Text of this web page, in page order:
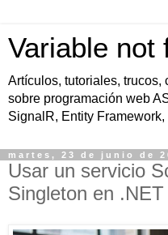
Variable not
Artículos, tutoriales,
sobre programación web
SignalR, Entity
martes, 23 de junio de
Usar un servicio
Singleton en .NET